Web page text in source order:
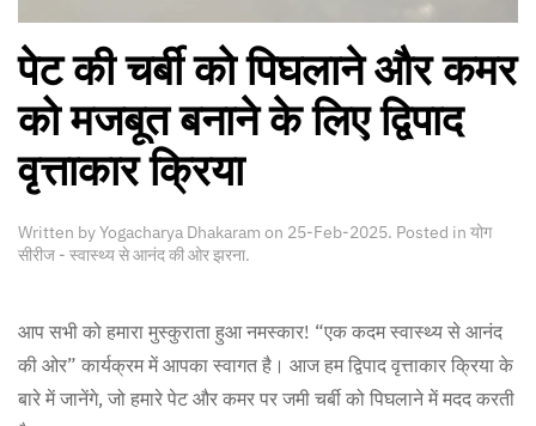
पेट की चर्बी को पिघलाने और कमर
को मजबूत बनाने के लिए द्विपाद
वृत्ताकार क्रिया
Written byYogacharya Dhakaram on 25-Feb-2025. Posted in योग
सीरीज - स्वास्थ्य से आनंद की ओर झरना.
आप सभी को हमारा मुस्कुराता हुआ नमस्कार! “एक कदम स्वास्थ्य से आनंद
की ओर” कार्यक्रम में आपका स्वागत है। आज हम द्विपाद वृत्ताकार क्रिया के
बारे में जानेंगे, जो हमारे पेट और कमर पर जमी चर्बी को पिघलाने में मदद करती